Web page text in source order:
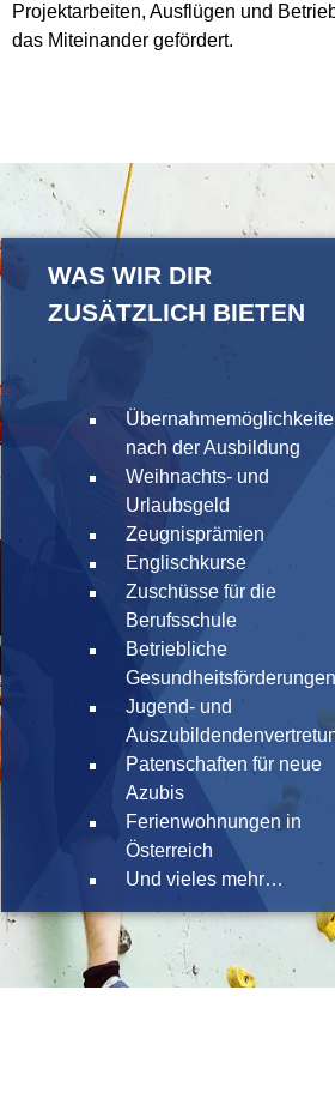
Projektarbeiten, Ausflügen und
das Miteinander gefördert.
WAS WIR DIR
ZUSÄTZLICH BIETEN
nach der Ausbildung
Weihnachts- und
Urlaubsgeld
Zeugnisprämien
Englischkurse
Zuschüsse für die
Berufsschule
Betriebliche
Gesundheitsförderungen
Jugend- und
Patenschaften für neue
Azubis
Ferienwohnungen in
Österreich
Und vieles mehr…